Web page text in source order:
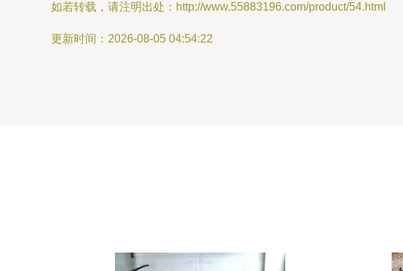
如若转载，请注明出处：http://www.55883196.com/product/54.html
更新时间：2026-08-05 04:54:22